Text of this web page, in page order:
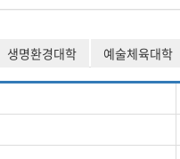
생명환경대학 예술체육대학